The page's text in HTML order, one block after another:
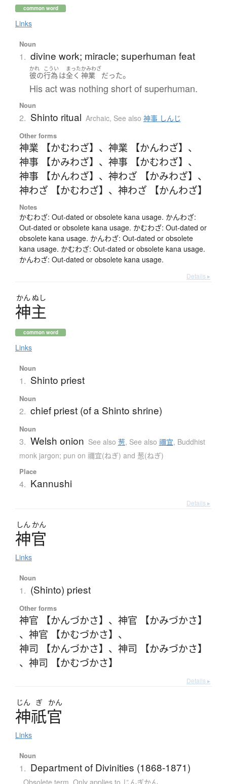
common word
Links
Noun
1. divine work; miracle; superhuman feat
かれ
彼の
こうい
行為 は
まった
全く
かみわざ
神業 だった。
His act was nothing short of superhuman.
Noun
2. Shinto ritual Archaic, See also 神事 しんじ
Other forms
神業 【かむわざ】 、 神業 【かんわざ】 、
神事 【かみわざ】 、 神事 【かむわざ】 、
神事 【かんわざ】 、 神わざ 【かみわざ】 、
神わざ 【かむわざ】 、 神わざ 【かんわざ】
Notes
かむわざ: Out-dated or obsolete kana usage. かんわざ:
Out-dated or obsolete kana usage. かむわざ: Out-dated or
obsolete kana usage. かんわざ: Out-dated or obsolete
kana usage. かむわざ: Out-dated or obsolete kana usage.
かんわざ: Out-dated or obsolete kana usage.
Details ▸
かん ぬし
神主
common word
Links
Noun
1. Shinto priest
Noun
2. chief priest (of a Shinto shrine)
Noun
3. Welsh onion See also 葱, See also 禰宜, Buddhist
monk jargon; pun on 禰宜(ねぎ) and 葱(ねぎ)
Place
4. Kannushi
Details ▸
しん かん
神官
Links
Noun
1. (Shinto) priest
Other forms
神官 【かんづかさ】 、 神官 【かみづかさ】
、 神官 【かむづかさ】 、
神司 【かんづかさ】 、 神司 【かみづかさ】
、 神司 【かむづかさ】
Details ▸
じん ぎ かん
神祇官
Links
Noun
1. Department of Divinities (1868-1871)
Obsolete term Only applies to じんぎかん